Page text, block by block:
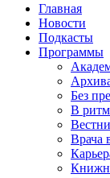
Главная
Новости
Подкасты
Программы
Без
В
Врача